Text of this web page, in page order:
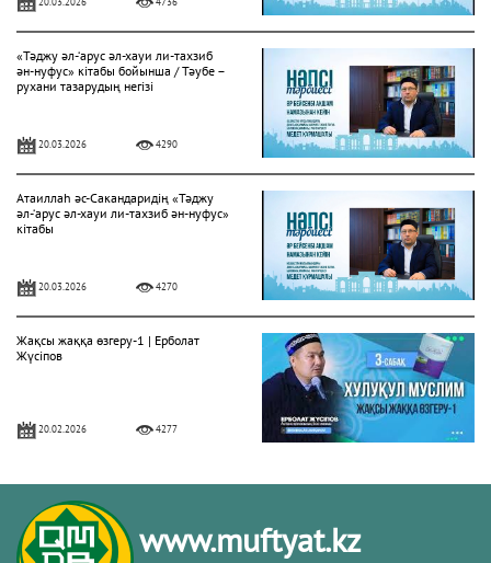
«Тәджу әл-‘арус әл-хауи ли-тахзиб
ән-нуфус» кітабы бойынша / Тәубе –
рухани тазарудың негізі
20.03.2026 4290
Атаиллаһ әс-Сакандаридің «Тәджу
әл-‘арус әл-хауи ли-тахзиб ән-нуфус»
кітабы
20.03.2026 4270
Жақсы жаққа өзгеру-1 | Ерболат
Жүсіпов
20.02.2026 4277
Жүрек сырлары 2-дәріс. Тәубе
тақырыбы. Әр-рисала әл-Қушайрия
кітабы негізінде
www.muftyat.kz